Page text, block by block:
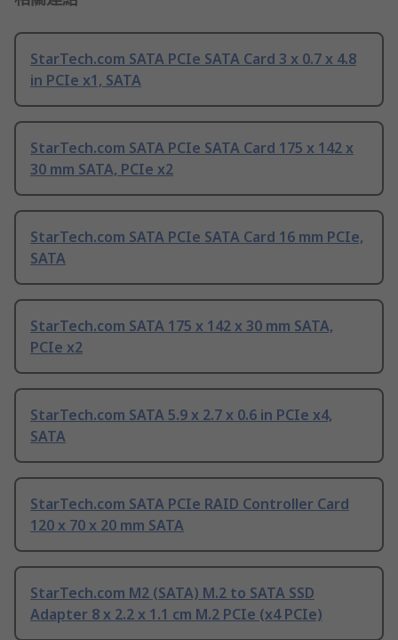
StarTech.com SATA PCIe SATA Card 3 x 0.7 x 4.8
in PCIe x1, SATA
StarTech.com SATA PCIe SATA Card 175 x 142 x
30 mm SATA, PCIe x2
StarTech.com SATA PCIe SATA Card 16 mm PCIe,
SATA
StarTech.com SATA 175 x 142 x 30 mm SATA,
PCIe x2
StarTech.com SATA 5.9 x 2.7 x 0.6 in PCIe x4,
SATA
StarTech.com SATA PCIe RAID Controller Card
120 x 70 x 20 mm SATA
StarTech.com M2 (SATA) M.2 to SATA SSD
Adapter 8 x 2.2 x 1.1 cm M.2 PCIe (x4 PCIe)